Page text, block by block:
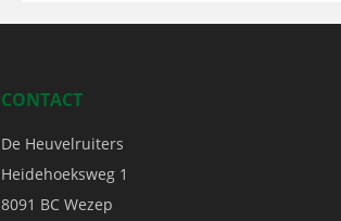
CONTACT
De Heuvelruiters
Heidehoeksweg 1
8091 BC Wezep